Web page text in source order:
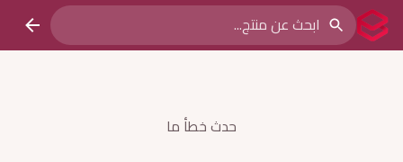
حدث خطأ ما